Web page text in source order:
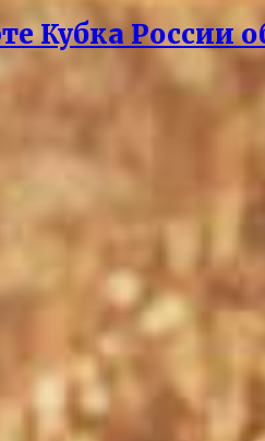
Кубка России